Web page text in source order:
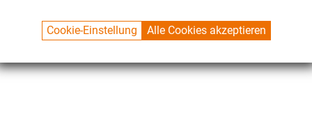
SPUELBOY.DE SHOP NU® LINE BÜRSTEN BÜRSTENSTREIFEN
Cookie-Einstellung Alle Cookies akzeptieren